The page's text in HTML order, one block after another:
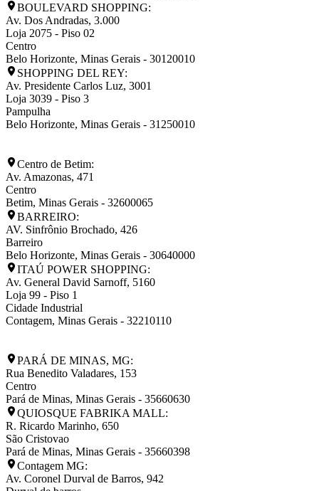
BOULEVARD SHOPPING:
Av. Dos Andradas, 3.000
Loja 2075 - Piso 02
Centro
Belo Horizonte, Minas Gerais - 30120010
SHOPPING DEL REY:
Av. Presidente Carlos Luz, 3001
Loja 3039 - Piso 3
Pampulha
Belo Horizonte, Minas Gerais - 31250010
Centro de Betim:
Av. Amazonas, 471
Centro
Betim, Minas Gerais - 32600065
BARREIRO:
AV. Sinfrônio Brochado, 426
Barreiro
Belo Horizonte, Minas Gerais - 30640000
ITAÚ POWER SHOPPING:
Av. General David Sarnoff, 5160
Loja 99 - Piso 1
Cidade Industrial
Contagem, Minas Gerais - 32210110
PARÁ DE MINAS, MG:
Rua Benedito Valadares, 153
Centro
Pará de Minas, Minas Gerais - 35660630
QUIOSQUE FABRIKA MALL:
R. Ricardo Marinho, 650
São Cristovao
Pará de Minas, Minas Gerais - 35660398
Contagem MG:
Av. Coronel Durval de Barros, 942